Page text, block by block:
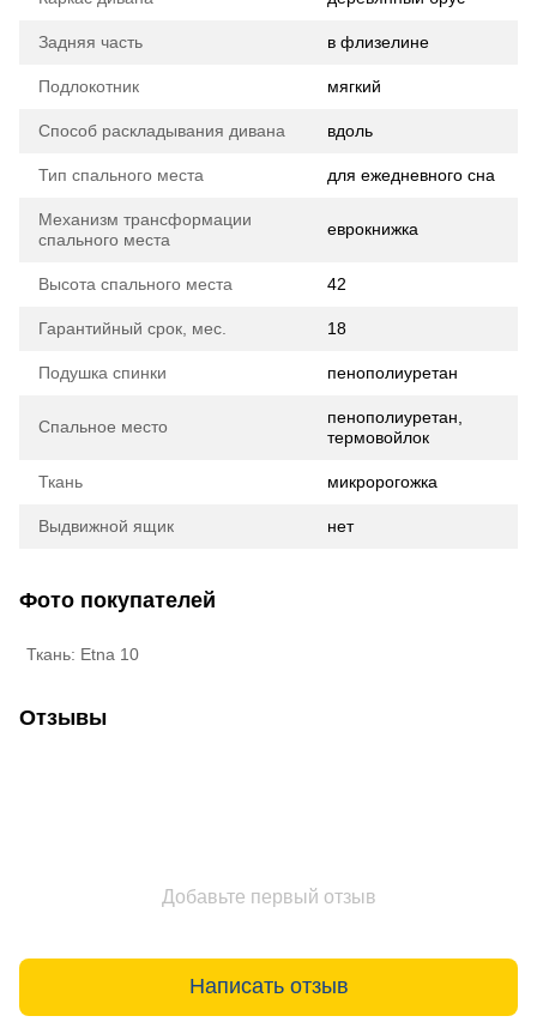
Задняя часть в флизелине
Подлокотник мягкий
Способ раскладывания дивана вдоль
Тип спального места для ежедневного сна
Механизм трансформации
спального места
еврокнижка
Высота спального места 42
Гарантийный срок, мес. 18
Подушка спинки пенополиуретан
Спальное место
пенополиуретан,
термовойлок
Ткань микророгожка
Выдвижной ящик нет
Фото покупателей
Ткань: Etna 10
Отзывы
Добавьте первый отзыв
Написать отзыв